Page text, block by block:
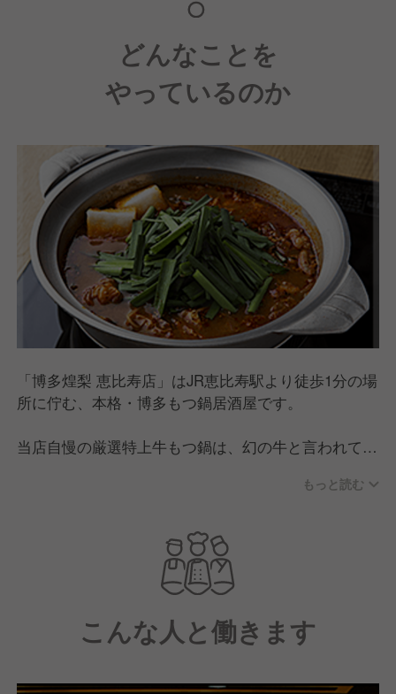
どんなことを
やっているのか
「博多煌梨 恵比寿店」はJR恵比寿駅より徒歩1分の場
所に佇む、本格・博多もつ鍋居酒屋です。
当店自慢の厳選特上牛もつ鍋は、幻の牛と言われてい
モツの下処理にもこだわりを持ち、独自の特殊処理で
られない上品でコクのあるスープで提供しています。
店内は全56席のシックでおしゃれな落ち着いた大人の
隠れ家のような空間。
座席はテーブル席やカウンター席、完全個室のご用意
もあり、さまざまなシーンでご利用いただいていま
もっと読む
こんな人と働きます